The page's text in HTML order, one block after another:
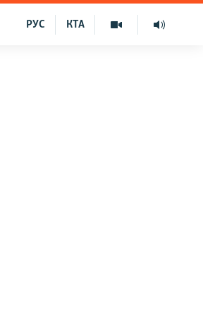
КТА
РУС